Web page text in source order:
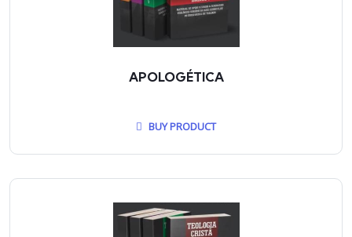
APOLOGÉTICA
BUY PRODUCT